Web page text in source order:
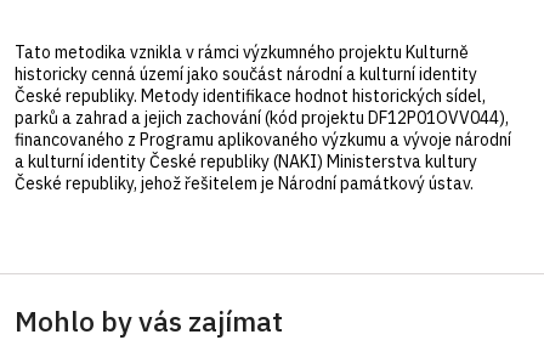
Tato metodika vznikla v rámci výzkumného projektu Kulturně
historicky cenná území jako součást národní a kulturní identity
České republiky. Metody identifikace hodnot historických sídel,
parků a zahrad a jejich zachování (kód projektu DF12P01OVV044),
financovaného z Programu aplikovaného výzkumu a vývoje národní
a kulturní identity České republiky (NAKI) Ministerstva kultury
České republiky, jehož řešitelem je Národní památkový ústav.
Mohlo by vás zajímat